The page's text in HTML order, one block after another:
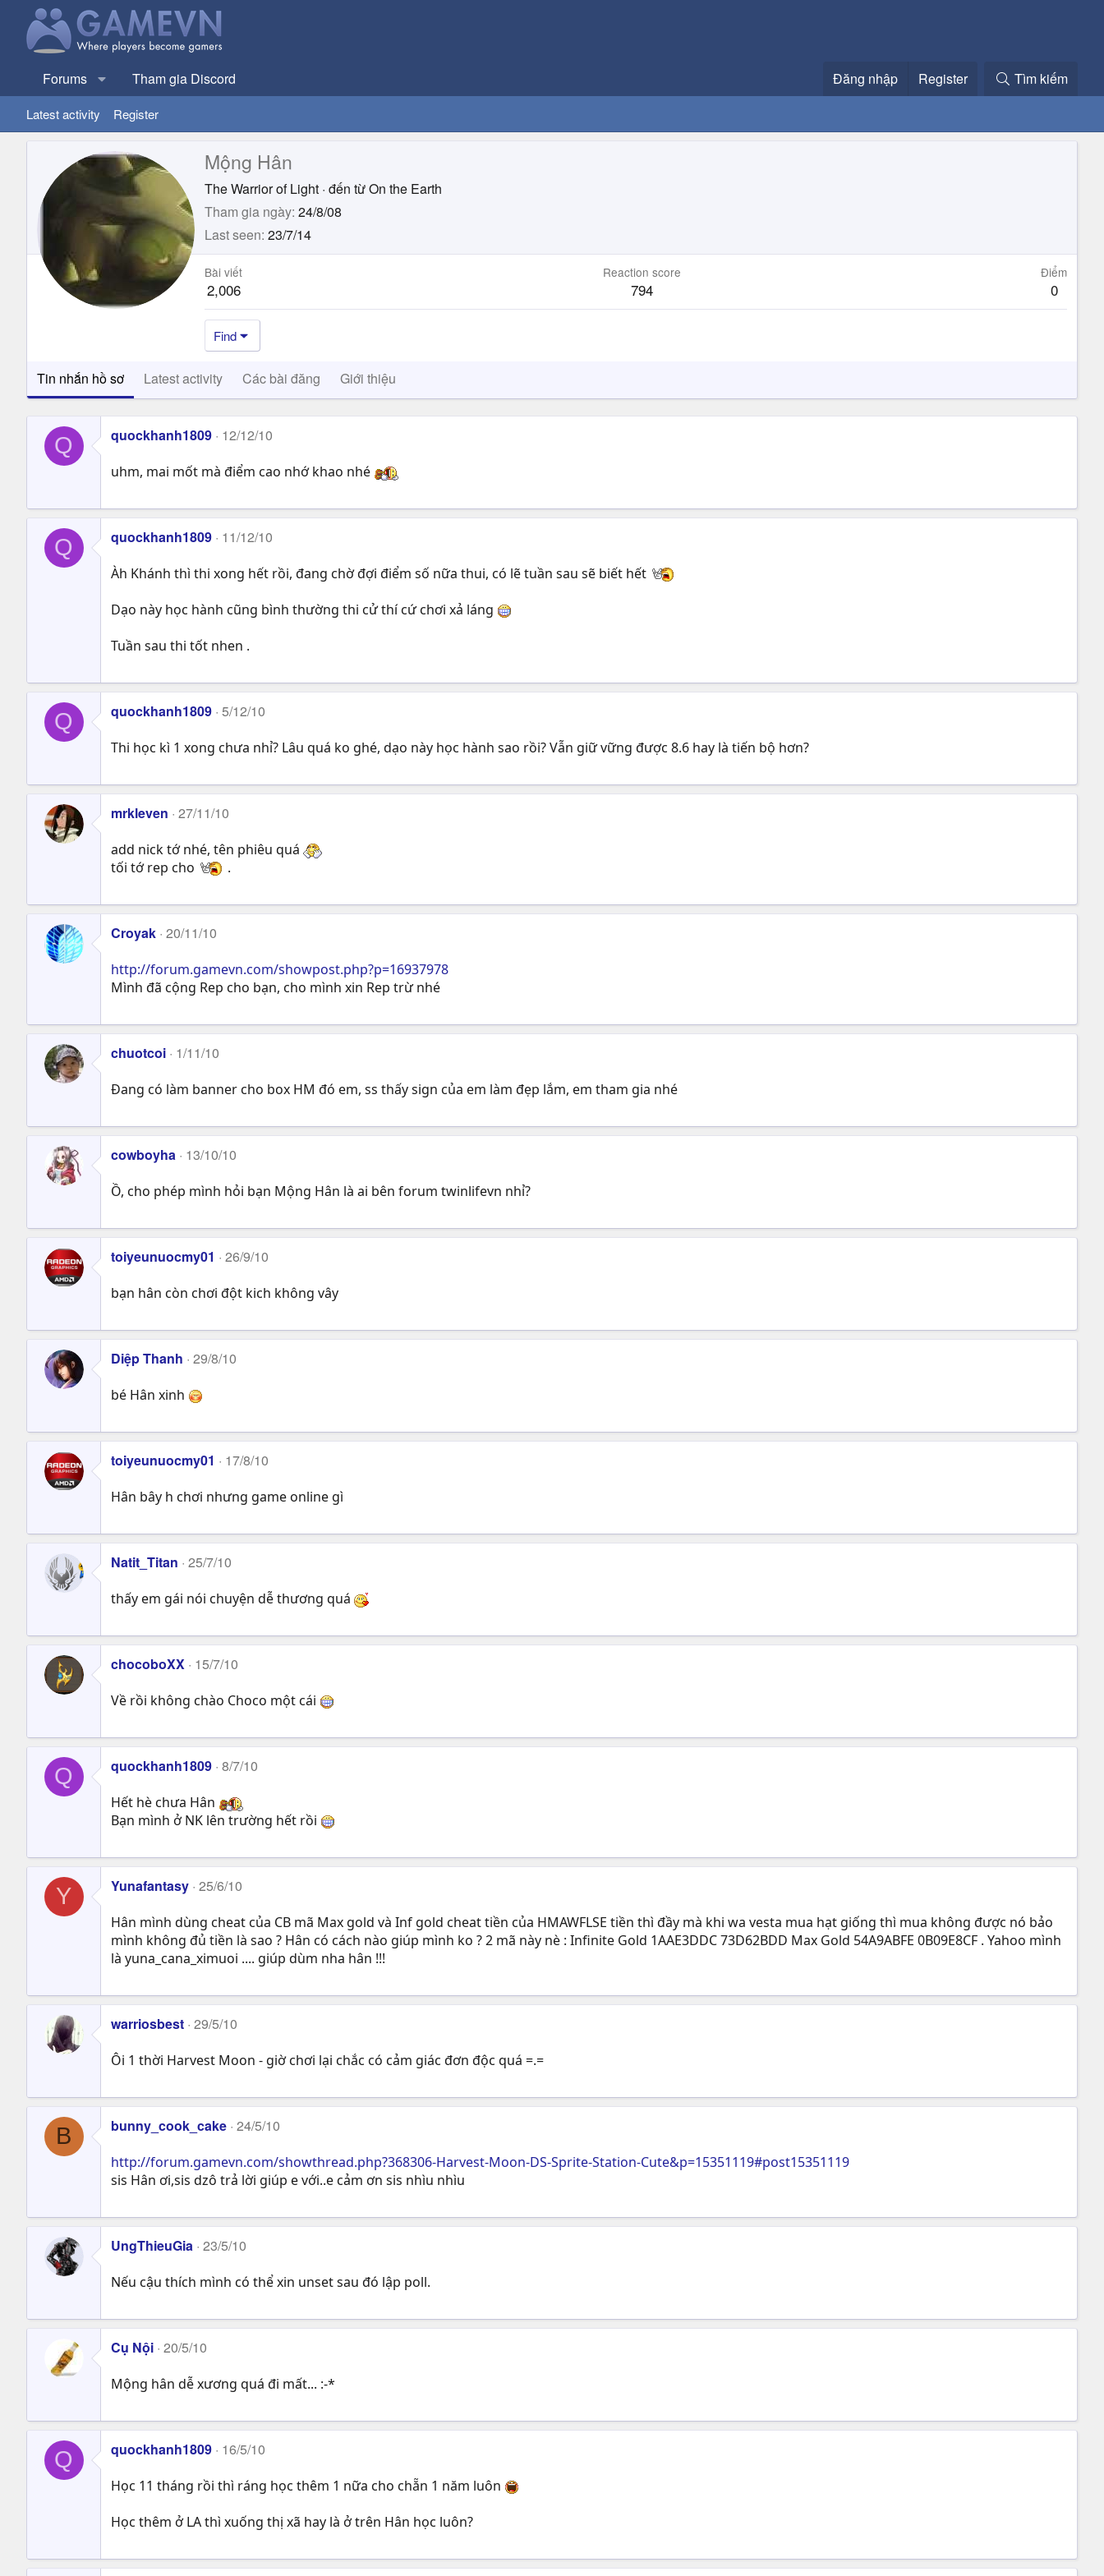
Forums Tham gia Discord Đăng nhập Register Tìm kiếm
Latest activity Register
Mộng Hân
The Warrior of Light · đến từOn the Earth
Tham gia ngày 24/8/08
Last seen 23/7/14
Bài viết
2,006
Reaction score
794
Điểm
0
Find
Tin nhắn hồ sơ Latest activity Các bài đăng Giới thiệu
Q quockhanh1809 12/12/10
uhm, mai mốt mà điểm cao nhớ khao nhé
Q quockhanh1809 11/12/10
Àh Khánh thì thi xong hết rồi, đang chờ đợi điểm số nữa thui, có lẽ tuần sau sẽ biết hết
Dạo này học hành cũng bình thường thi cử thí cứ chơi xả láng
Tuần sau thi tốt nhen .
Q quockhanh1809 5/12/10
Thi học kì 1 xong chưa nhỉ? Lâu quá ko ghé, dạo này học hành sao rồi? Vẫn giữ vững được 8.6 hay là tiến bộ hơn?
mrkleven 27/11/10
add nick tớ nhé, tên phiêu quá
tối tớ rep cho
.
Croyak 20/11/10
http://forum.gamevn.com/showpost.php?p=16937978
Mình đã cộng Rep cho bạn, cho mình xin Rep trừ nhé
chuotcoi 1/11/10
Đang có làm banner cho box HM đó em, ss thấy sign của em làm đẹp lắm, em tham gia nhé
cowboyha 13/10/10
Ồ, cho phép mình hỏi bạn Mộng Hân là ai bên forum twinlifevn nhỉ?
toiyeunuocmy01 26/9/10
bạn hân còn chơi đột kich không vây
Diệp Thanh 29/8/10
bé Hân xinh
toiyeunuocmy01 17/8/10
Hân bây h chơi nhưng game online gì
Natit_Titan 25/7/10
thấy em gái nói chuyện dễ thương quá
chocoboXX 15/7/10
Về rồi không chào Choco một cái
Q quockhanh1809 8/7/10
Hết hè chưa Hân
Bạn mình ở NK lên trường hết rồi
Y Yunafantasy 25/6/10
Hân mình dùng cheat của CB mã Max gold và Inf gold cheat tiền của HMAWFLSE tiền thì đầy mà khi wa vesta mua hạt giống thì mua không được nó bảo
mình không đủ tiền là sao ? Hân có cách nào giúp mình ko ? 2 mã này nè : Infinite Gold 1AAE3DDC 73D62BDD Max Gold 54A9ABFE 0B09E8CF . Yahoo mình
là yuna_cana_ximuoi .... giúp dùm nha hân !!!
warriosbest 29/5/10
Ôi 1 thời Harvest Moon - giờ chơi lại chắc có cảm giác đơn độc quá =.=
B bunny_cook_cake 24/5/10
http://forum.gamevn.com/showthread.php?368306-Harvest-Moon-DS-Sprite-Station-Cute&p=15351119#post15351119
sis Hân ơi,sis dzô trả lời giúp e với..e cảm ơn sis nhìu nhìu
UngThieuGia 23/5/10
Nếu cậu thích mình có thể xin unset sau đó lập poll.
Cụ Nội 20/5/10
Mộng hân dễ xương quá đi mất... :-*
Q quockhanh1809 16/5/10
Học 11 tháng rồi thì ráng học thêm 1 nữa cho chẵn 1 năm luôn
Học thêm ở LA thì xuống thị xã hay là ở trên Hân học luôn?